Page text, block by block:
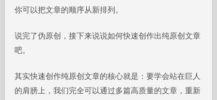
你可以把文章的顺序从新排列。
说完了伪原创，接下来说说如何快速创作出纯原创文章
吧。
其实快速创作纯原创文章的核心就是：要学会站在巨人
的肩膀上，我们完全可以通过多篇高质量的文章，重新